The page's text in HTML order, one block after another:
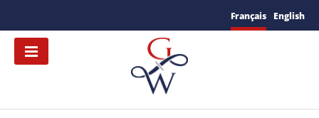
Français English